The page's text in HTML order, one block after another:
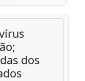
dos